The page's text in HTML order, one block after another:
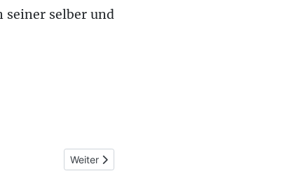
seiner selber und
Nächster Beitrag: Bannkreis (67): But he is right
Weiter